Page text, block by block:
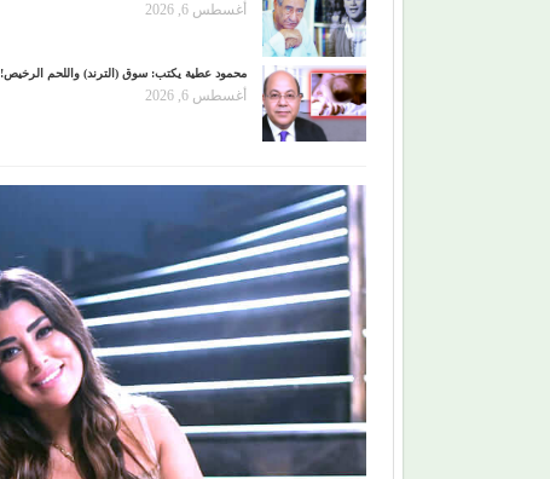
أغسطس 6, 2026
محمود عطية يكتب: سوق (الترند) واللحم الرخيص!
أغسطس 6, 2026